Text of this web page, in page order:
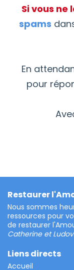
Si vous ne
spams
En
pour
Restaurer
Nous sommes
ressources pour
de restaurer
Catherine et
Liens directs
Accueil